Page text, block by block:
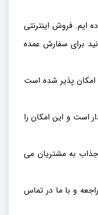
ایم. فروش اینترنتی
برای سفارش عمده
امکان پذیر شده است
است و این امکان را
جذاب به مشتریان می
و با ما در تماس